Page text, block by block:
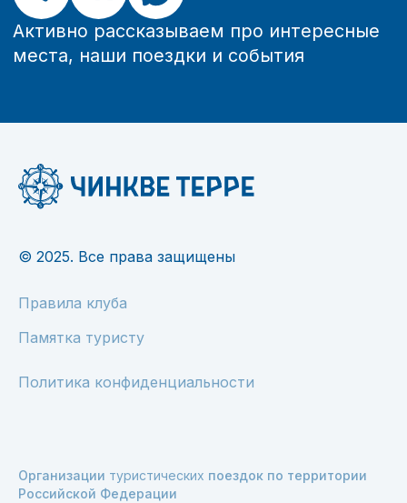
© 2025. Все права защищены
Правила клуба
Памятка туристу
Политика конфиденциальности
Организации туристических поездок по территории
Российской Федерации